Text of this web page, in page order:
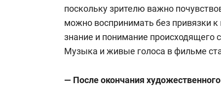
поскольку зрителю важно
можно воспринимать без привязки
знание и понимание происходящего
Музыка и живые голоса в фильме
— После окончания